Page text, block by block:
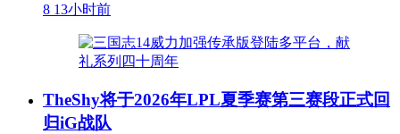
8 13小时前
TheShy将于2026年LPL夏季赛第三赛段正式回
归iG战队